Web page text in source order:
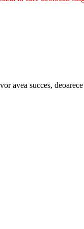
avea succes,